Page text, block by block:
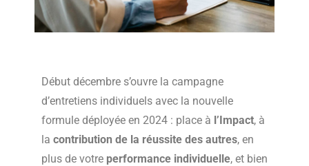
Début décembre s’ouvre la campagne
d’entretiens individuels avec la nouvelle
formule déployée en 2024 : place à l’Impact, à
la contribution de la réussite des autres, en
plus de votre performance individuelle, et bien